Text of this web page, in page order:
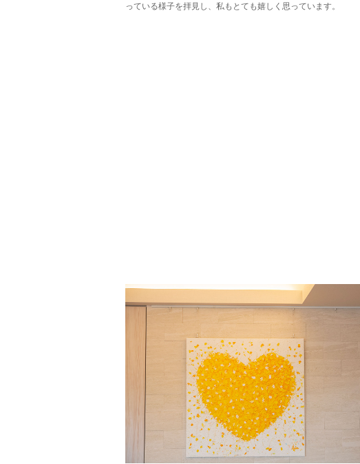
っている様子を拝見し、私もとても嬉しく思っています。